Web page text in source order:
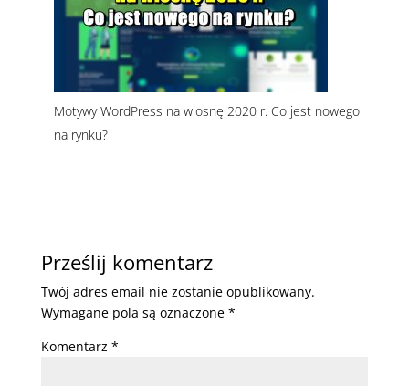
Motywy WordPress na wiosnę 2020 r. Co jest nowego
na rynku?
Prześlij komentarz
Twój adres email nie zostanie opublikowany.
Wymagane pola są oznaczone *
Komentarz *